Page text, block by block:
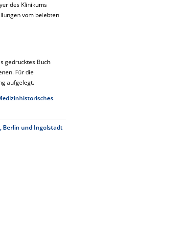
des Klinikums
vom belebten
gedrucktes Buch
Für die
aufgelegt.
Berlin und Ingolstadt